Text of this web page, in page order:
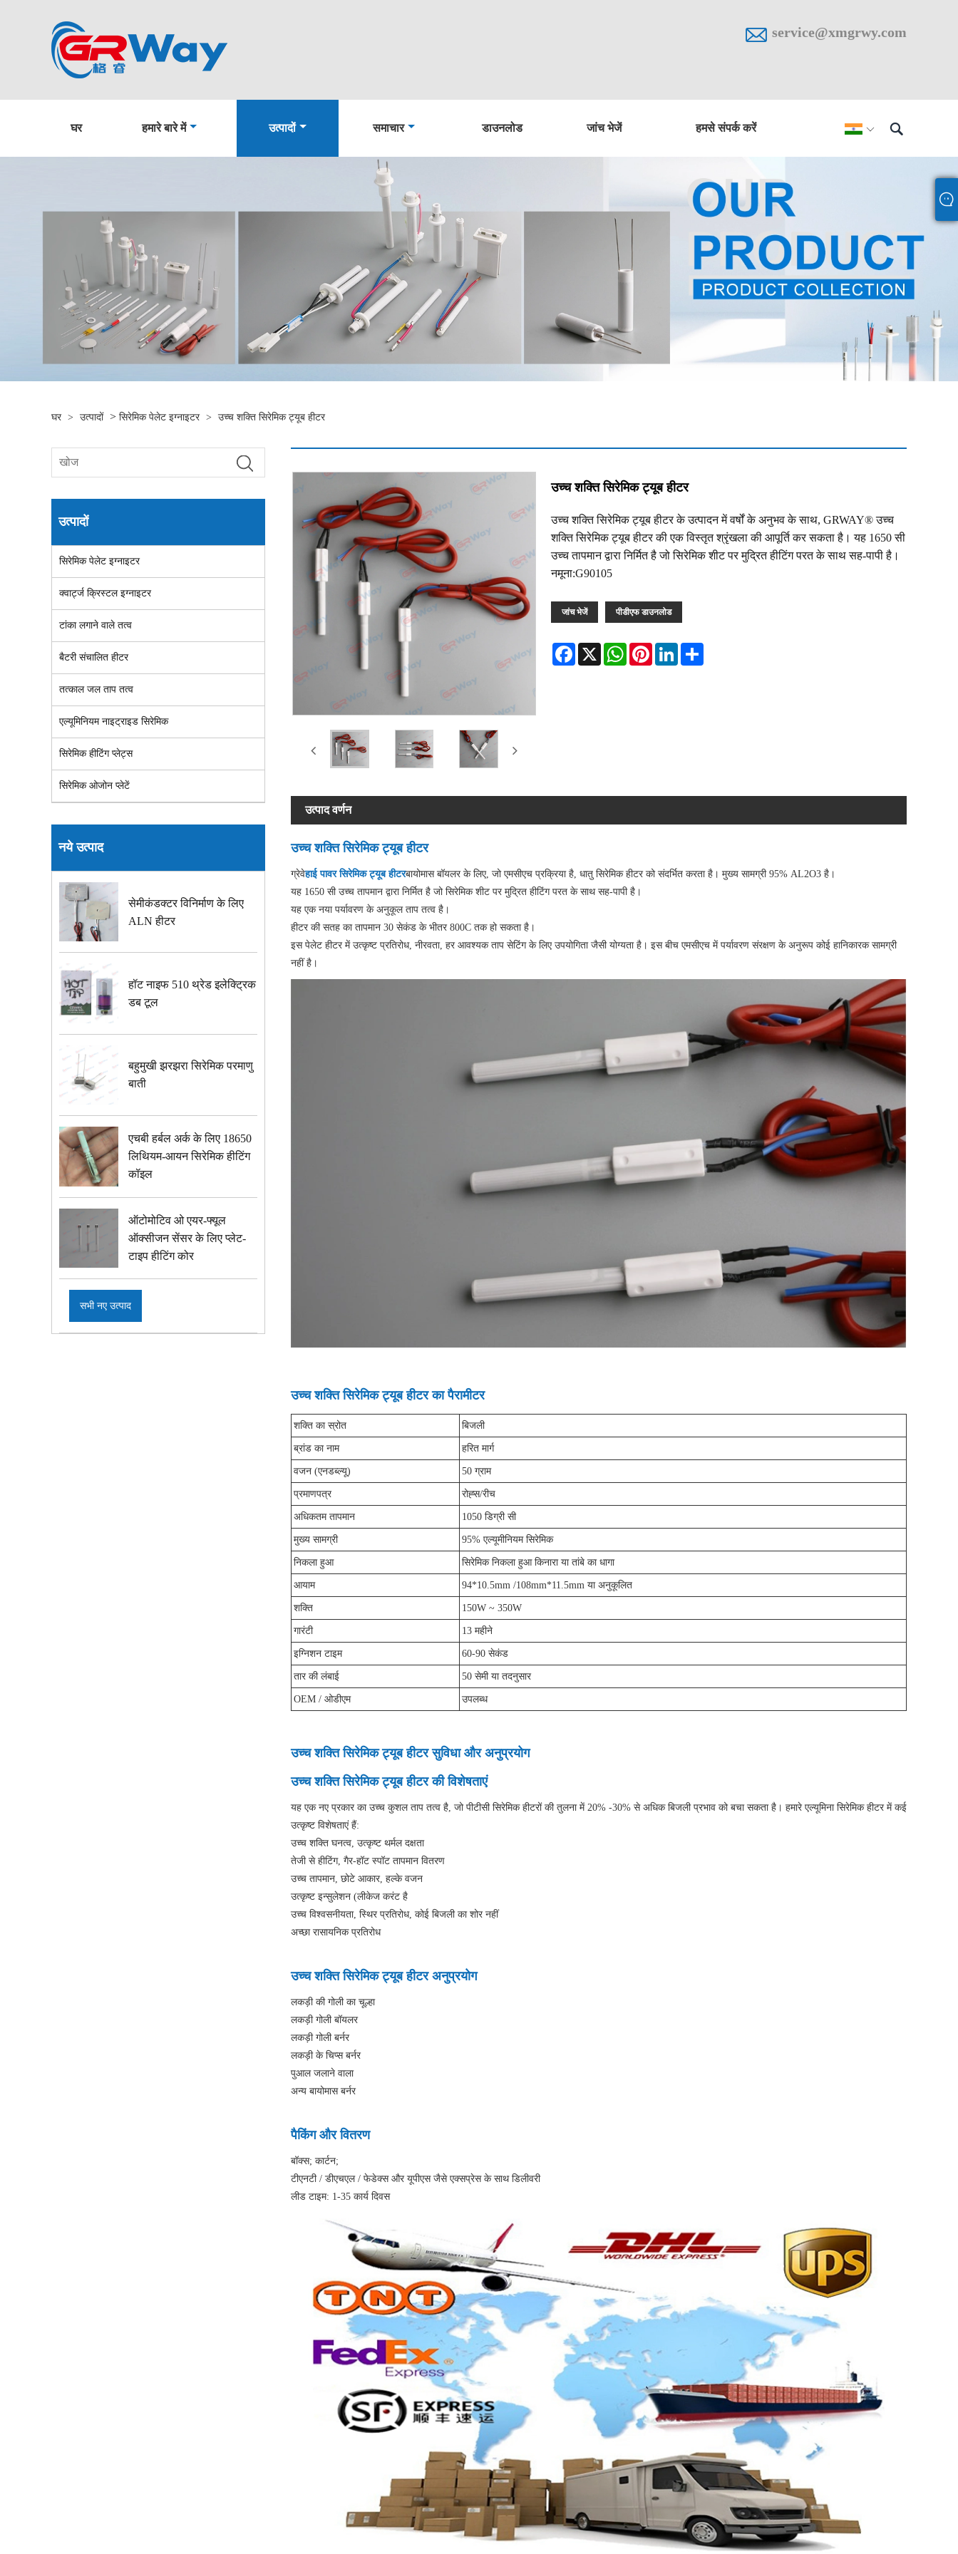
 service@xmgrwy.com
 
घर हमारे बारे में उत्पादों समाचार डाउनलोड जांच भेजें हमसे संपर्क करें
घर > उत्पादों > सिरेमिक पेलेट इग्नाइटर > उच्च शक्ति सिरेमिक ट्यूब हीटर
उत्पादों
सिरेमिक पेलेट इग्नाइटर
क्वार्ट्ज क्रिस्टल इग्नाइटर
टांका लगाने वाले तत्व
बैटरी संचालित हीटर
तत्काल जल ताप तत्व
एल्यूमिनियम नाइट्राइड सिरेमिक
सिरेमिक हीटिंग प्लेट्स
सिरेमिक ओजोन प्लेटें
नये उत्पाद
सेमीकंडक्टर विनिर्माण के लिए
ALN हीटर
हॉट नाइफ 510 थ्रेड इलेक्ट्रिक
डब टूल
बहुमुखी झरझरा सिरेमिक परमाणु
बाती
एचबी हर्बल अर्क के लिए 18650
लिथियम-आयन सिरेमिक हीटिंग
कॉइल
ऑटोमोटिव ओ एयर-फ्यूल
ऑक्सीजन सेंसर के लिए प्लेट-
टाइप हीटिंग कोर
सभी नए उत्पाद
उच्च शक्ति सिरेमिक ट्यूब हीटर
उच्च शक्ति सिरेमिक ट्यूब हीटर के उत्पादन में वर्षों के अनुभव के साथ, GRWAY® उच्च
शक्ति सिरेमिक ट्यूब हीटर की एक विस्तृत श्रृंखला की आपूर्ति कर सकता है। यह 1650 सी
उच्च तापमान द्वारा निर्मित है जो सिरेमिक शीट पर मुद्रित हीटिंग परत के साथ सह-पापी है।
नमूना:G90105
जांच भेजें पीडीएफ डाउनलोड
Facebook
X WhatsAppPinterestLinkedInShare
उत्पाद वर्णन
उच्च शक्ति सिरेमिक ट्यूब हीटर
ग्रेवेहाई पावर सिरेमिक ट्यूब हीटरबायोमास बॉयलर के लिए, जो एमसीएच प्रक्रिया है, धातु सिरेमिक हीटर को संदर्भित करता है। मुख्य सामग्री 95% AL2O3 है।
यह 1650 सी उच्च तापमान द्वारा निर्मित है जो सिरेमिक शीट पर मुद्रित हीटिंग परत के साथ सह-पापी है।
यह एक नया पर्यावरण के अनुकूल ताप तत्व है।
हीटर की सतह का तापमान 30 सेकंड के भीतर 800C तक हो सकता है।
इस पेलेट हीटर में उत्कृष्ट प्रतिरोध, नीरवता, हर आवश्यक ताप सेटिंग के लिए उपयोगिता जैसी योग्यता है। इस बीच एमसीएच में पर्यावरण संरक्षण के अनुरूप कोई हानिकारक सामग्री
नहीं है।
उच्च शक्ति सिरेमिक ट्यूब हीटर का पैरामीटर
शक्ति का स्रोत बिजली
ब्रांड का नाम हरित मार्ग
वजन (एनडब्ल्यू) 50 ग्राम
प्रमाणपत्र रोह्स/रीच
अधिकतम तापमान 1050 डिग्री सी
मुख्य सामग्री 95% एल्यूमीनियम सिरेमिक
निकला हुआ सिरेमिक निकला हुआ किनारा या तांबे का धागा
आयाम 94*10.5mm /108mm*11.5mm या अनुकूलित
शक्ति 150W ~ 350W
गारंटी 13 महीने
इग्निशन टाइम 60-90 सेकंड
तार की लंबाई 50 सेमी या तदनुसार
OEM / ओडीएम उपलब्ध
उच्च शक्ति सिरेमिक ट्यूब हीटर सुविधा और अनुप्रयोग
उच्च शक्ति सिरेमिक ट्यूब हीटर की विशेषताएं
यह एक नए प्रकार का उच्च कुशल ताप तत्व है, जो पीटीसी सिरेमिक हीटरों की तुलना में 20% -30% से अधिक बिजली प्रभाव को बचा सकता है। हमारे एल्यूमिना सिरेमिक हीटर में कई
उत्कृष्ट विशेषताएं हैं:
उच्च शक्ति घनत्व, उत्कृष्ट थर्मल दक्षता
तेजी से हीटिंग, गैर-हॉट स्पॉट तापमान वितरण
उच्च तापमान, छोटे आकार, हल्के वजन
उत्कृष्ट इन्सुलेशन (लीकेज करंट है
उच्च विश्वसनीयता, स्थिर प्रतिरोध, कोई बिजली का शोर नहीं
अच्छा रासायनिक प्रतिरोध
उच्च शक्ति सिरेमिक ट्यूब हीटर अनुप्रयोग
लकड़ी की गोली का चूल्हा
लकड़ी गोली बॉयलर
लकड़ी गोली बर्नर
लकड़ी के चिप्स बर्नर
पुआल जलाने वाला
अन्य बायोमास बर्नर
पैकिंग और वितरण
बॉक्स; कार्टन;
टीएनटी / डीएचएल / फेडेक्स और यूपीएस जैसे एक्सप्रेस के साथ डिलीवरी
लीड टाइम: 1-35 कार्य दिवस